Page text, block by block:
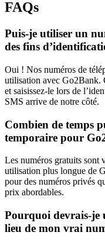
FAQs
Puis-je utiliser un
des fins
Oui ! Nos numéros de
utilisation avec Go2Bank.
et saisissez-le lors de
SMS arrive de notre côté.
Combien de temps
temporaire pour
Les numéros gratuits sont
utilisation plus longue de
pour des numéros privés
prix abordables.
Pourquoi devrais-je
lieu de mon vrai